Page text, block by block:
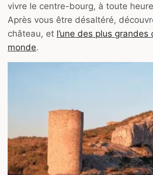
vivre le centre-bourg, à toute
Après vous être désaltéré,
château, et l’une des plus grandes
monde.